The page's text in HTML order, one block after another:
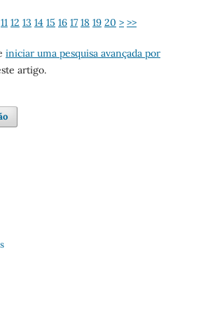
11 12 13 14 15 16 17 18 19 20 > >>
iniciar uma pesquisa avançada por
artigo.